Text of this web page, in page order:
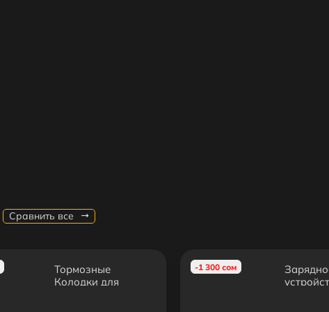
Сравнить все
Тормозные
Колодки для
-1 300 сом